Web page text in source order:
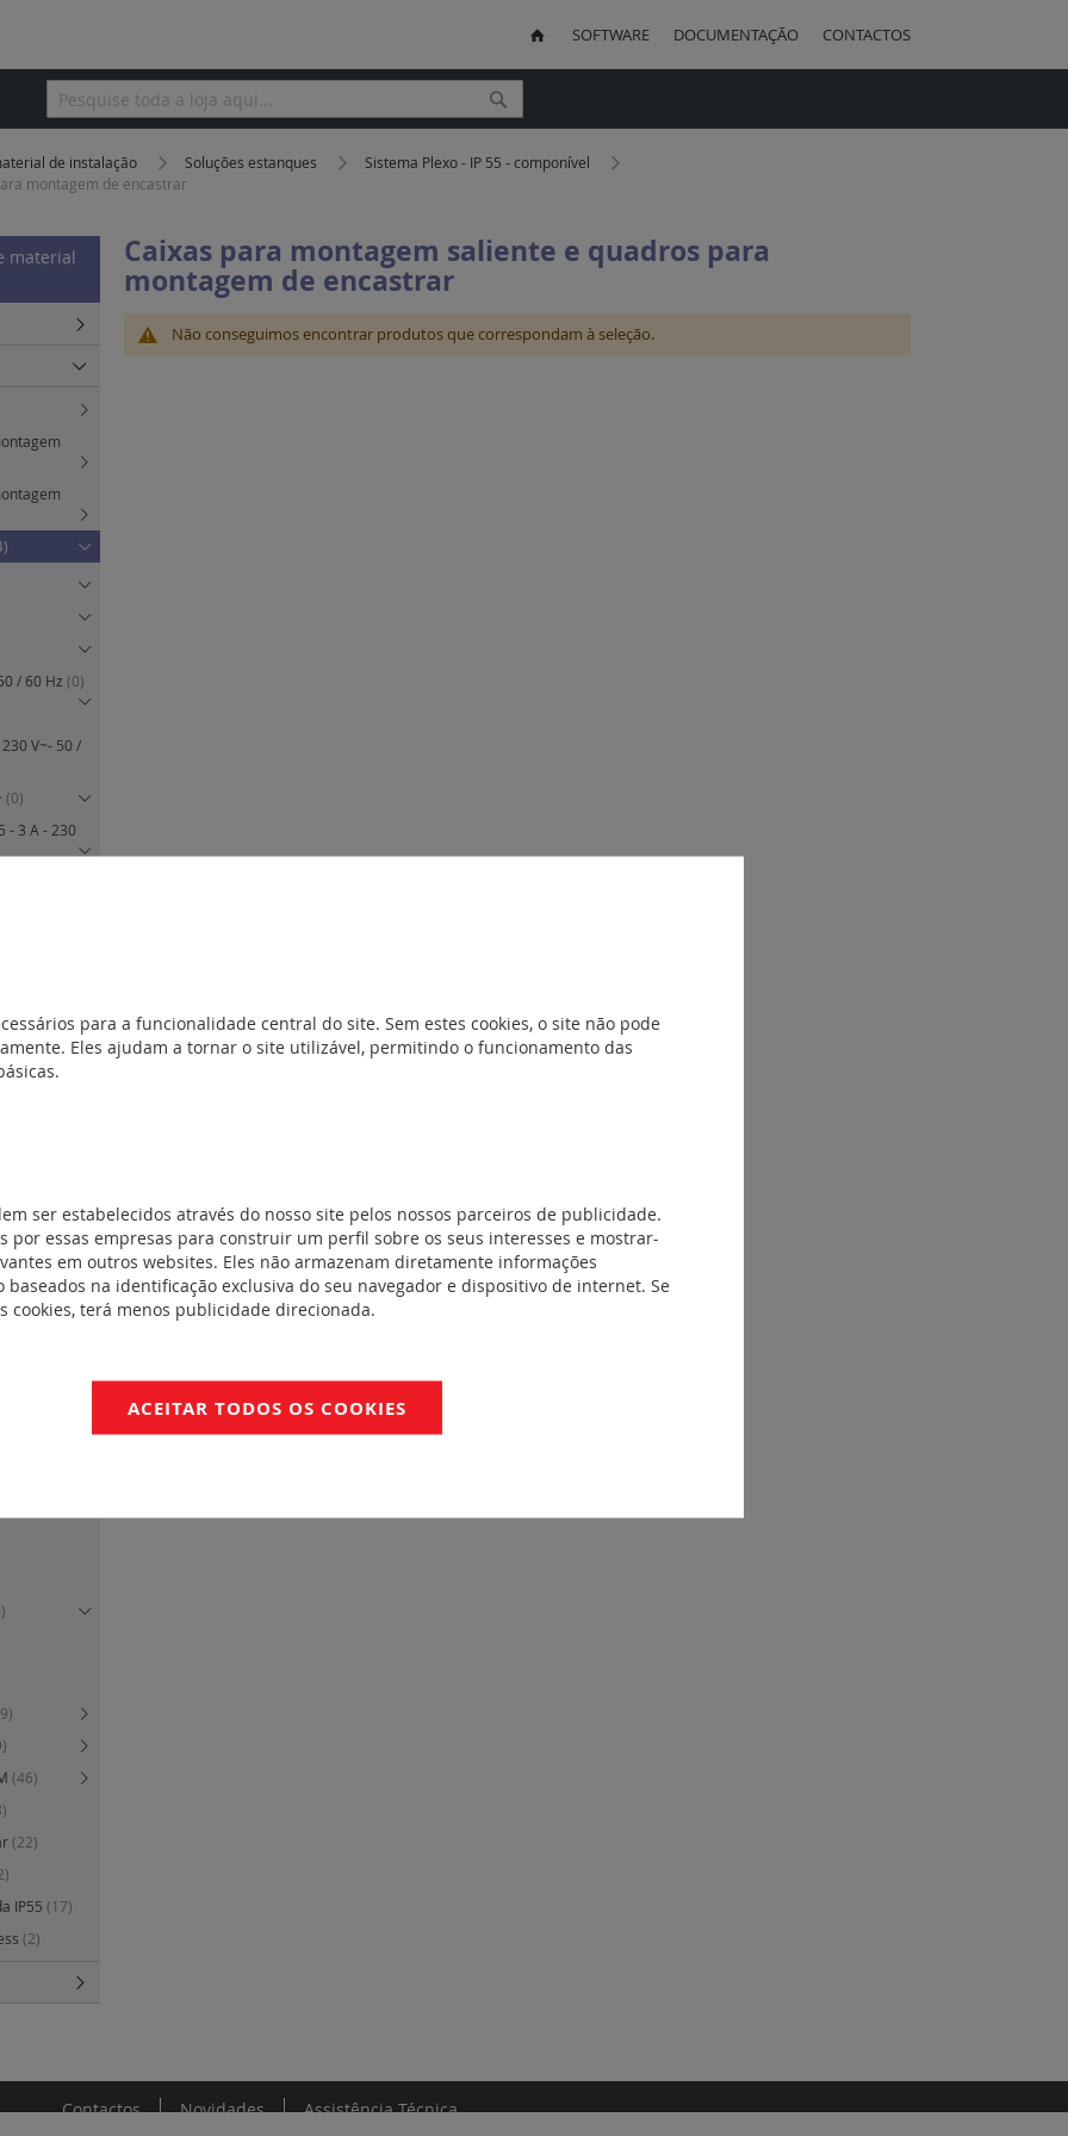
SOFTWARE DOCUMENTAÇÃO CONTACTOS
Pesquisa Pesquisa
de instalação Soluções estanques
Sistema Plexo - IP 55 - componível
montagem de encastrar
Caixas para montagem saliente e quadros para
montagem de encastrar
Não conseguimos encontrar produtos que correspondam à seleção.
material
/ 60 Hz (0)
V~- 50 /
(0)
- 3 A - 230
V~
(1)
pré-
para
(0)
(46)
(22)
IP55 (17)
(2)
Contactos Novidades Assistência Técnica
para a funcionalidade central do site. Sem estes cookies, o site não pode
Eles ajudam a tornar o site utilizável, permitindo o funcionamento das
ser estabelecidos através do nosso site pelos nossos parceiros de publicidade.
por essas empresas para construir um perfil sobre os seus interesses e mostrar-
em outros websites. Eles não armazenam diretamente informações
baseados na identificação exclusiva do seu navegador e dispositivo de internet. Se
cookies, terá menos publicidade direcionada.
ACEITAR TODOS OS COOKIES